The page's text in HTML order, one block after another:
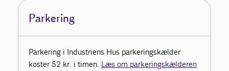
Parkering
Parkering i Industriens Hus parkeringskælder
koster 52 kr. i timen. Læs om parkeringskælderen